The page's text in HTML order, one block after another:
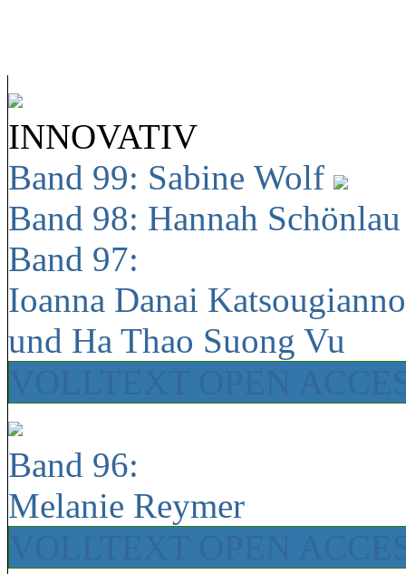
INNOVATIV
Band 99: Sabine Wolf
Band 98: Hannah
Band 97:
Ioanna Danai
und Ha Thao Suong Vu
Band 96:
Melanie Reymer